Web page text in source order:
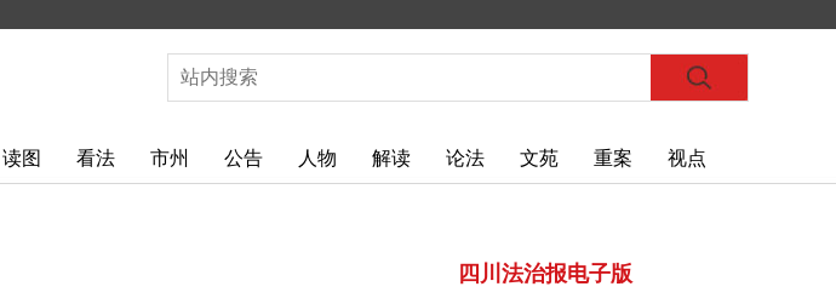
读图 看法 市州 公告 人物 解读 论法 文苑 重案 视点
四川法治报电子版